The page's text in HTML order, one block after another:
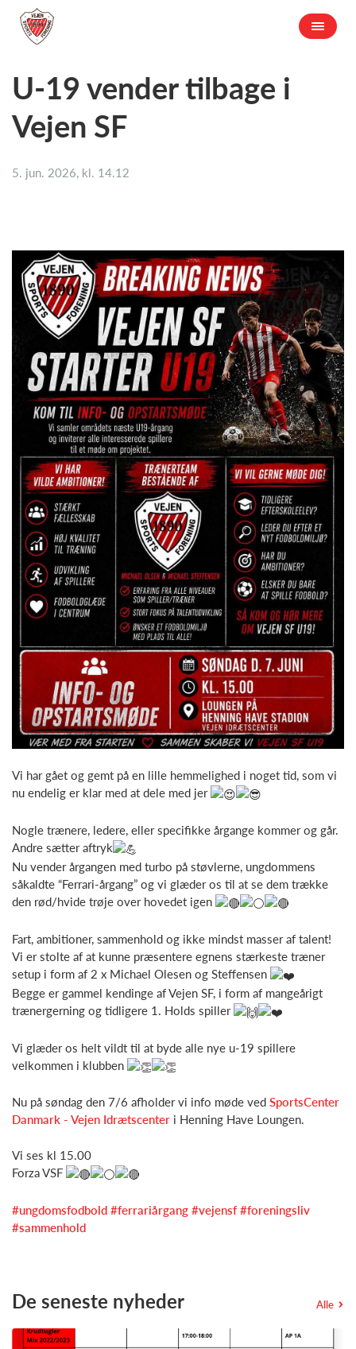
U-19 vender tilbage i
Vejen SF
5. jun. 2026, kl. 14.12
Vi har gået og gemt på en lille hemmelighed i noget tid, som vi
nu endelig er klar med at dele med jer
Nogle trænere, ledere, eller specifikke årgange kommer og går.
Andre sætter aftryk
Nu vender årgangen med turbo på støvlerne, ungdommens
såkaldte “Ferrari-årgang” og vi glæder os til at se dem trække
den rød/hvide trøje over hovedet igen
Fart, ambitioner, sammenhold og ikke mindst masser af talent!
Vi er stolte af at kunne præsentere egnens stærkeste træner
setup i form af 2 x Michael Olesen og Steffensen
Begge er gammel kendinge af Vejen SF, i form af mangeårigt
trænergerning og tidligere 1. Holds spiller
Vi glæder os helt vildt til at byde alle nye u-19 spillere
velkommen i klubben
Nu på søndag den 7/6 afholder vi info møde ved SportsCenter
Danmark - Vejen Idrætscenter i Henning Have Loungen.
Vi ses kl 15.00
Forza VSF
#ungdomsfodbold #ferrariårgang #vejensf #foreningsliv
#sammenhold
De seneste nyheder Alle